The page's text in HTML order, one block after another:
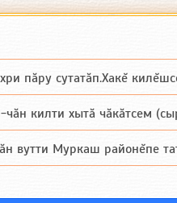
пăру сутатăп.Хакĕ
чăн килти хытă чăкăтсем
вутти Муркаш районĕпе